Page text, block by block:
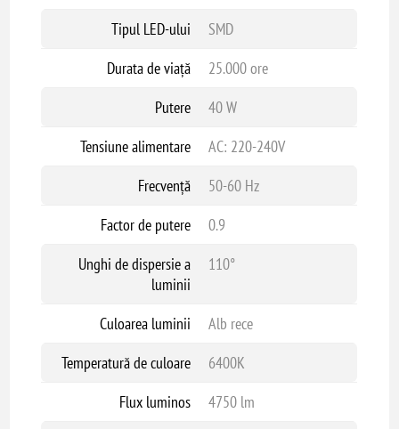
Tipul LED-ului
SMD
Durata de viață
25.000 ore
Putere
40 W
Tensiune alimentare
AC: 220-240V
Frecvență
50-60 Hz
Factor de putere
0.9
Unghi de dispersie a
luminii
110°
Culoarea luminii
Alb rece
Temperatură de culoare
6400K
Flux luminos
4750 lm